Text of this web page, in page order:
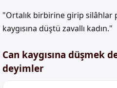
"Ortalık birbirine girip silâhlar
kaygısına düştü zavallı kadın."
Can kaygısına düşmek
deyimler